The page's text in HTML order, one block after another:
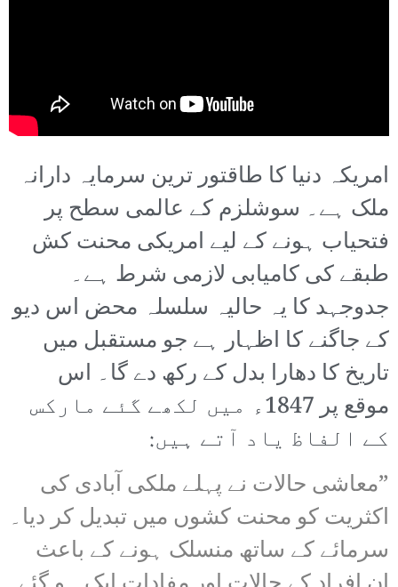
امریکہ دنیا کا طاقتور ترین سرمایہ دارانہ
ملک ہے۔ سوشلزم کے عالمی سطح پر
فتحیاب ہونے کے لیے امریکی محنت کش
طبقے کی کامیابی لازمی شرط ہے۔
جدوجہد کا یہ حالیہ سلسلہ محض اس دیو
کے جاگنے کا اظہار ہے جو مستقبل میں
تاریخ کا دھارا بدل کے رکھ دے گا۔ اس
موقع پر 1847ء میں لکھے گئے مارکس
کے الفاظ یاد آتے ہیں:
”معاشی حالات نے پہلے ملکی آبادی کی
اکثریت کو محنت کشوں میں تبدیل کر دیا۔
سرمائے کے ساتھ منسلک ہونے کے باعث